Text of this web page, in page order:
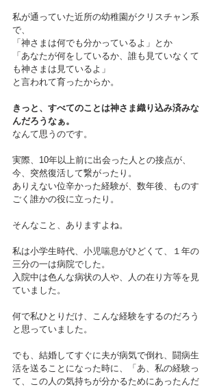
私が通っていた近所の幼稚園がクリスチャン系
で、
「神さまは何でも分かっているよ」とか
「あなたが何をしているか、誰も見ていなくて
も神さまは見ているよ」
と言われて育ったからか。
きっと、すべてのことは神さま織り込み済みな
んだろうなぁ。
なんて思うのです。
実際、10年以上前に出会った人との接点が、
今、突然復活して繋がったり。
ありえない位辛かった経験が、数年後、ものす
ごく誰かの役に立ったり。
そんなこと、ありますよね。
私は小学生時代、小児喘息がひどくて、１年の
三分の一は病院でした。
入院中は色んな病状の人や、人の在り方等を見
ていました。
何で私ひとりだけ、こんな経験をするのだろう
と思っていました。
でも、結婚してすぐに夫が病気で倒れ、闘病生
活を送ることになった時に、「あ、私の経験っ
て、この人の気持ちが分かるためにあったんだ